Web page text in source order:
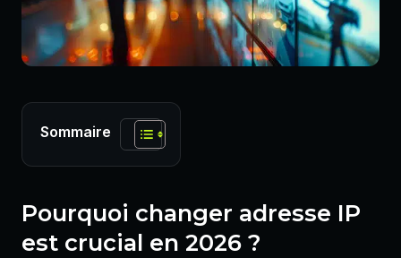
Sommaire
Pourquoi changer adresse IP
est crucial en 2026 ?